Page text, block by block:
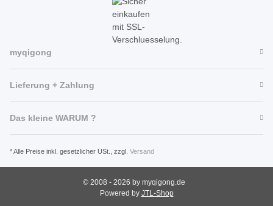
myqigong
Lieferung + Zahlung
Das kleine WARUM ?
* Alle Preise inkl. gesetzlicher USt., zzgl. Versand
© 2008 - 2026 by myqigong.de
Powered by JTL-Shop